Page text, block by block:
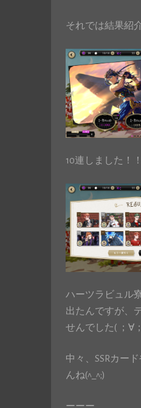
それでは結果紹
10連しました！！
ハーツラビュル
出たんですが、
せんでした( ；∀
中々、SSRカー
んね(^_^;)